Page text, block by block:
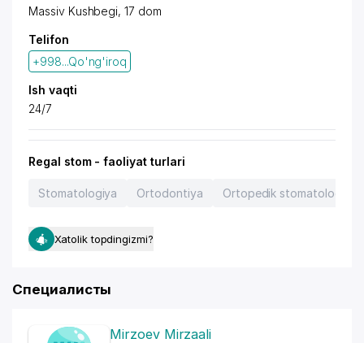
Massiv Kushbegi, 17 dom
Telifon
+998...Qo'ng'iroq
Ish vaqti
24/7
Regal stom - faoliyat turlari
Stomatologiya Ortodontiya Ortopedik stomatologiya
Xatolik topdingizmi?
Специалисты
Mirzoev Mirzaali